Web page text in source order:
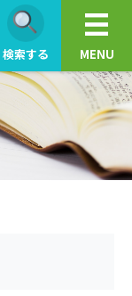
検索する MENU